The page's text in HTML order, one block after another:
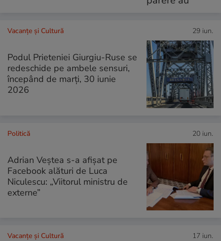
Vacanțe și Cultură 29 iun.
Podul Prieteniei Giurgiu-Ruse se
redeschide pe ambele sensuri,
începând de marţi, 30 iunie
2026
Politică 20 iun.
Adrian Veștea s-a afișat pe
Facebook alături de Luca
Niculescu: „Viitorul ministru de
externe”
Vacanțe și Cultură 17 iun.